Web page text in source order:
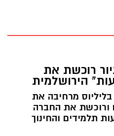
רוכשת את
הירושלמית
מרחיבה את
ורוכשת את החברה
תלמידים והחינוך